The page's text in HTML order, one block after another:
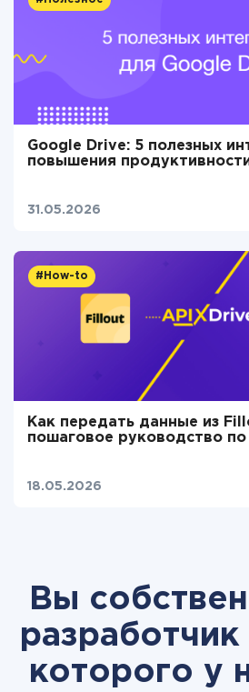
Google Drive: 5 полезных
повышения
31.05.2026
#How-to
Как передать данные из
пошаговое руководство по
18.05.2026
Вы
разработчик
которого у